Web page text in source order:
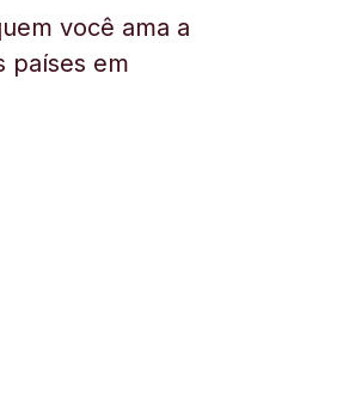
você ama a
países em